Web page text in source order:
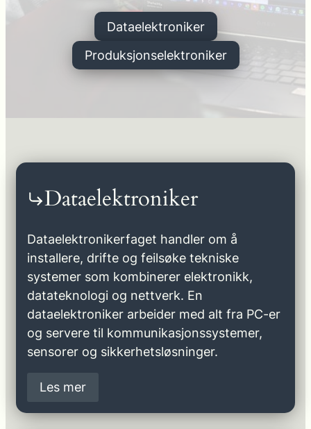
Dataelektroniker
Produksjonselektroniker
Dataelektroniker
Dataelektronikerfaget handler om å
installere, drifte og feilsøke tekniske
systemer som kombinerer elektronikk,
datateknologi og nettverk. En
dataelektroniker arbeider med alt fra PC-er
og servere til kommunikasjonssystemer,
sensorer og sikkerhetsløsninger.
Les mer